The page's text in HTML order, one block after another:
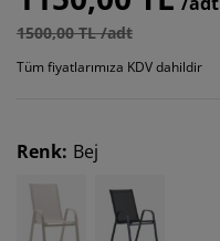
1500,00 TL /adt
Tüm fiyatlarımıza KDV dahildir
Renk: Bej